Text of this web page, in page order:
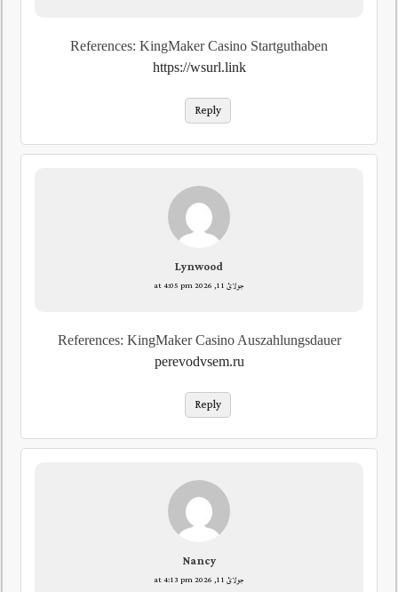
References: KingMaker Casino Startguthaben
https://wsurl.link
Reply
Lynwood
جولائ 11, 2026 at 4:05 pm
References: KingMaker Casino Auszahlungsdauer
perevodvsem.ru
Reply
Nancy
جولائ 11, 2026 at 4:13 pm